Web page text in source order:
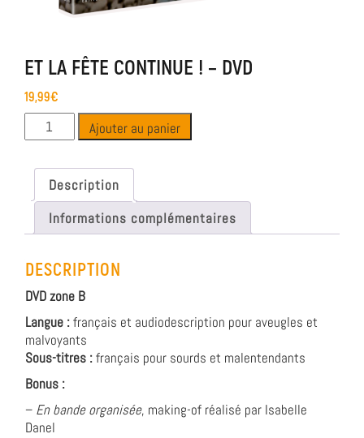
ET LA FÊTE CONTINUE ! – DVD
19,99€
Ajouter au panier
Description
Informations complémentaires
DESCRIPTION
DVD zone B
Langue :français et audiodescription pour aveugles et
malvoyants
Sous-titres :français pour sourds et malentendants
Bonus :
– En bande organisée, making-of réalisé par Isabelle
Danel